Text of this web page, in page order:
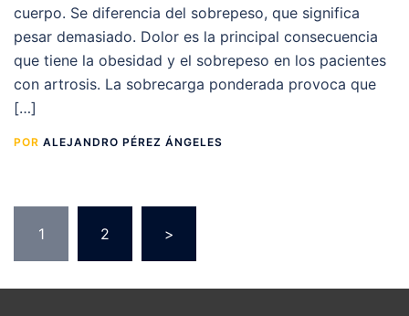
cuerpo. Se diferencia del sobrepeso, que significa
pesar demasiado. Dolor es la principal consecuencia
que tiene la obesidad y el sobrepeso en los pacientes
con artrosis. La sobrecarga ponderada provoca que
[…]
POR ALEJANDRO PÉREZ ÁNGELES
entradas
1 2 >